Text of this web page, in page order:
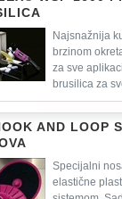
Najsnažnija
brzinom
za sve
brusilica za
AND LOOP
Specijalni
elastične